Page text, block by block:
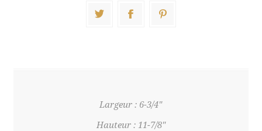
Largeur : 6-3/4"
Hauteur : 11-7/8"